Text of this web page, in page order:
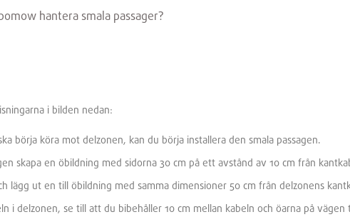
hantera smala passager?
i bilden nedan:
börja köra mot delzonen, kan du börja installera den smala passagen.
skapa en öbildning med sidorna 30 cm på ett avstånd av 10 cm från
lägg ut en till öbildning med samma dimensioner 50 cm från delzonens
i delzonen, se till att du bibehåller 10 cm mellan kabeln och öarna på vägen